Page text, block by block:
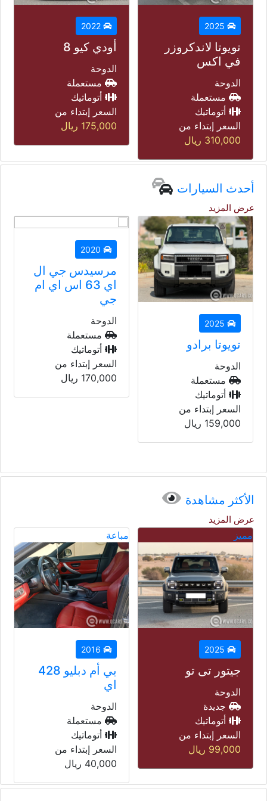
أودي كيو 8
الدوحة
مستعملة
أتوماتيك
السعر إبتداء من
175,000 ريال
جيتور تى تو
الدوحة
مستعملة
أتوماتيك
السعر إبتداء من
118,000 ريال
أحدث السيارات
عرض المزيد
2020
مرسيدس جي ال
اي 63 اس اي ام
جي
الدوحة
مستعملة
أتوماتيك
السعر إبتداء من
170,000 ريال
2023
اي
الدوحة
مستعملة
الأكثر مشاهدة
عرض المزيد
مباعة
اي
الدوحة
مستعملة
أتوماتيك
السعر إبتداء من
مباعة
لاند روفر رنج
روفر فوغ
الدوحة
مستعملة
أتوماتيك
السعر إبتداء من
45,000 ريال